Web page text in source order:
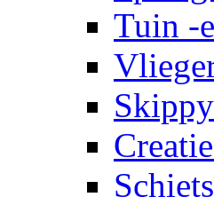
Tuin -